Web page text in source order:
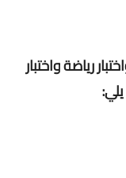
رياضة واختبار